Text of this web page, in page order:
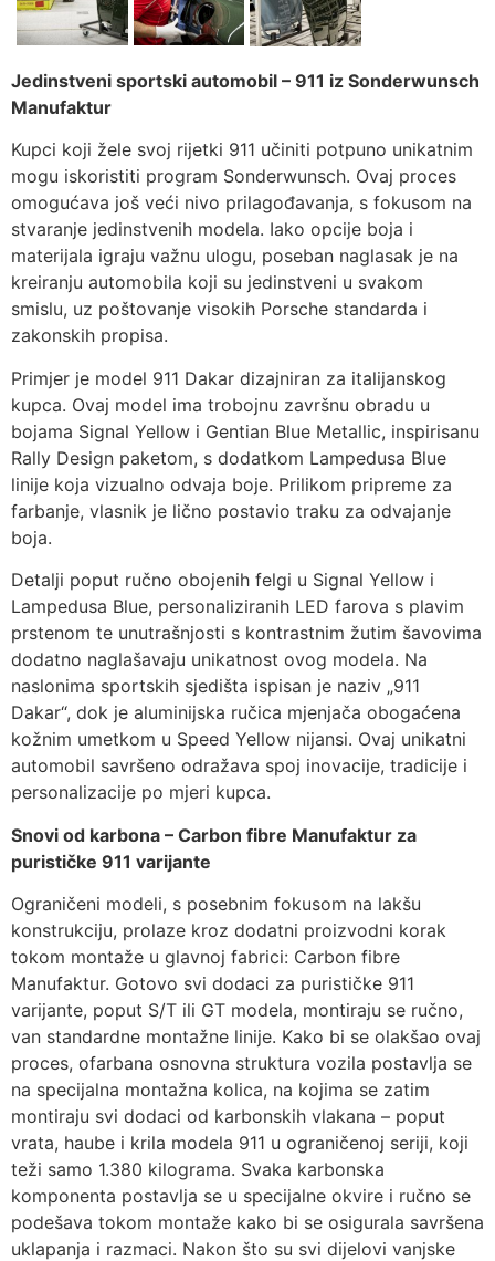
Jedinstveni sportski automobil – 911 iz Sonderwunsch
Manufaktur
Kupci koji žele svoj rijetki 911 učiniti potpuno unikatnim
mogu iskoristiti program Sonderwunsch. Ovaj proces
omogućava još veći nivo prilagođavanja, s fokusom na
stvaranje jedinstvenih modela. Iako opcije boja i
materijala igraju važnu ulogu, poseban naglasak je na
kreiranju automobila koji su jedinstveni u svakom
smislu, uz poštovanje visokih Porsche standarda i
zakonskih propisa.
Primjer je model 911 Dakar dizajniran za italijanskog
kupca. Ovaj model ima trobojnu završnu obradu u
bojama Signal Yellow i Gentian Blue Metallic, inspirisanu
Rally Design paketom, s dodatkom Lampedusa Blue
linije koja vizualno odvaja boje. Prilikom pripreme za
farbanje, vlasnik je lično postavio traku za odvajanje
boja.
Detalji poput ručno obojenih felgi u Signal Yellow i
Lampedusa Blue, personaliziranih LED farova s plavim
prstenom te unutrašnjosti s kontrastnim žutim šavovima
dodatno naglašavaju unikatnost ovog modela. Na
naslonima sportskih sjedišta ispisan je naziv „911
Dakar“, dok je aluminijska ručica mjenjača obogaćena
kožnim umetkom u Speed Yellow nijansi. Ovaj unikatni
automobil savršeno odražava spoj inovacije, tradicije i
personalizacije po mjeri kupca.
Snovi od karbona – Carbon fibre Manufaktur za
purističke 911 varijante
Ograničeni modeli, s posebnim fokusom na lakšu
konstrukciju, prolaze kroz dodatni proizvodni korak
tokom montaže u glavnoj fabrici: Carbon fibre
Manufaktur. Gotovo svi dodaci za purističke 911
varijante, poput S/T ili GT modela, montiraju se ručno,
van standardne montažne linije. Kako bi se olakšao ovaj
proces, ofarbana osnovna struktura vozila postavlja se
na specijalna montažna kolica, na kojima se zatim
montiraju svi dodaci od karbonskih vlakana – poput
vrata, haube i krila modela 911 u ograničenoj seriji, koji
teži samo 1.380 kilograma. Svaka karbonska
komponenta postavlja se u specijalne okvire i ručno se
podešava tokom montaže kako bi se osigurala savršena
uklapanja i razmaci. Nakon što su svi dijelovi vanjske